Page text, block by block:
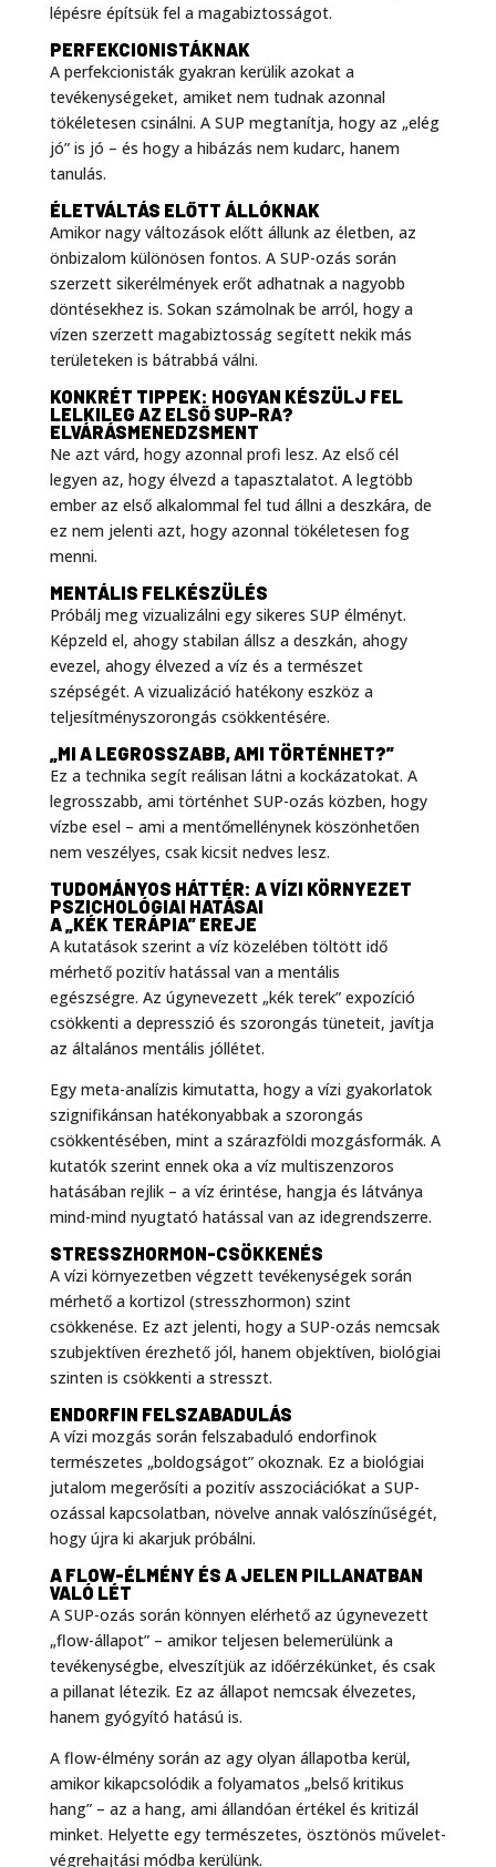
lépésre építsük fel a magabiztosságot.
PERFEKCIONISTÁKNAK
A perfekcionisták gyakran kerülik azokat a
tevékenységeket, amiket nem tudnak azonnal
tökéletesen csinálni. A SUP megtanítja, hogy az „elég
jó” is jó – és hogy a hibázás nem kudarc, hanem
tanulás.
ÉLETVÁLTÁS ELŐTT ÁLLÓKNAK
Amikor nagy változások előtt állunk az életben, az
önbizalom különösen fontos. A SUP-ozás során
szerzett sikerélmények erőt adhatnak a nagyobb
döntésekhez is. Sokan számolnak be arról, hogy a
vízen szerzett magabiztosság segített nekik más
területeken is bátrabbá válni.
KONKRÉT TIPPEK: HOGYAN KÉSZÜLJ FEL
LELKILEG AZ ELSŐ SUP-RA?
ELVÁRÁSMENEDZSMENT
Ne azt várd, hogy azonnal profi lesz. Az első cél
legyen az, hogy élvezd a tapasztalatot. A legtöbb
ember az első alkalommal fel tud állni a deszkára, de
ez nem jelenti azt, hogy azonnal tökéletesen fog
menni.
MENTÁLIS FELKÉSZÜLÉS
Próbálj meg vizualizálni egy sikeres SUP élményt.
Képzeld el, ahogy stabilan állsz a deszkán, ahogy
evezel, ahogy élvezed a víz és a természet
szépségét. A vizualizáció hatékony eszköz a
teljesítményszorongás csökkentésére.
„MI A LEGROSSZABB, AMI TÖRTÉNHET?”
Ez a technika segít reálisan látni a kockázatokat. A
legrosszabb, ami történhet SUP-ozás közben, hogy
vízbe esel – ami a mentőmellénynek köszönhetően
nem veszélyes, csak kicsit nedves lesz.
TUDOMÁNYOS HÁTTÉR: A VÍZI KÖRNYEZET
PSZICHOLÓGIAI HATÁSAI
A „KÉK TERÁPIA” EREJE
A kutatások szerint a víz közelében töltött idő
mérhető pozitív hatással van a mentális
egészségre. Az úgynevezett „kék terek” expozíció
csökkenti a depresszió és szorongás tüneteit, javítja
az általános mentális jóllétet.
Egy meta-analízis kimutatta, hogy a vízi gyakorlatok
szignifikánsan hatékonyabbak a szorongás
csökkentésében, mint a szárazföldi mozgásformák. A
kutatók szerint ennek oka a víz multiszenzoros
hatásában rejlik – a víz érintése, hangja és látványa
mind-mind nyugtató hatással van az idegrendszerre.
STRESSZHORMON-CSÖKKENÉS
A vízi környezetben végzett tevékenységek során
mérhető a kortizol (stresszhormon) szint
csökkenése. Ez azt jelenti, hogy a SUP-ozás nemcsak
szubjektíven érezhető jól, hanem objektíven, biológiai
szinten is csökkenti a stresszt.
ENDORFIN FELSZABADULÁS
A vízi mozgás során felszabaduló endorfinok
természetes „boldogságot” okoznak. Ez a biológiai
jutalom megerősíti a pozitív asszociációkat a SUP-
ozással kapcsolatban, növelve annak valószínűségét,
hogy újra ki akarjuk próbálni.
A FLOW-ÉLMÉNY ÉS A JELEN PILLANATBAN
VALÓ LÉT
A SUP-ozás során könnyen elérhető az úgynevezett
„flow-állapot” – amikor teljesen belemerülünk a
tevékenységbe, elveszítjük az időérzékünket, és csak
a pillanat létezik. Ez az állapot nemcsak élvezetes,
hanem gyógyító hatású is.
A flow-élmény során az agy olyan állapotba kerül,
amikor kikapcsolódik a folyamatos „belső kritikus
hang” – az a hang, ami állandóan értékel és kritizál
minket. Helyette egy természetes, ösztönös művelet-
végrehajtási módba kerülünk.